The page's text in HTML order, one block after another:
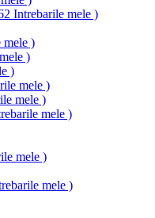
Intrebarile mele )
mele )
)
)
mele )
mele )
mele )
mele )
mele )